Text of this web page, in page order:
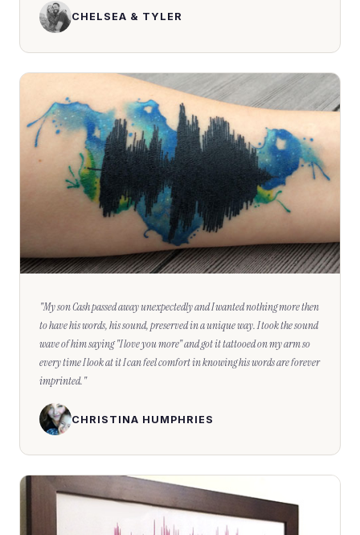
CHELSEA & TYLER
"My son Cash passed away unexpectedly and I wanted nothing more then
to have his words, his sound, preserved in a unique way. I took the sound
wave of him saying "I love you more" and got it tattooed on my arm so
every time I look at it I can feel comfort in knowing his words are forever
imprinted."
CHRISTINA HUMPHRIES